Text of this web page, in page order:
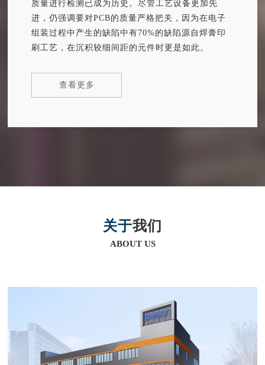
质量进行检测已成为历史。尽管工艺设备更加先
进，仍强调要对PCB的质量严格把关，因为在电子
组装过程中产生的缺陷中有70%的缺陷源自焊膏印
刷工艺，在沉积较细间距的元件时更是如此。
查看更多
关于我们
ABOUT US